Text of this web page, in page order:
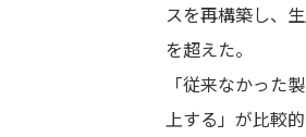
スを再構築し、
を超えた。
「従来なかった
上する」が比較